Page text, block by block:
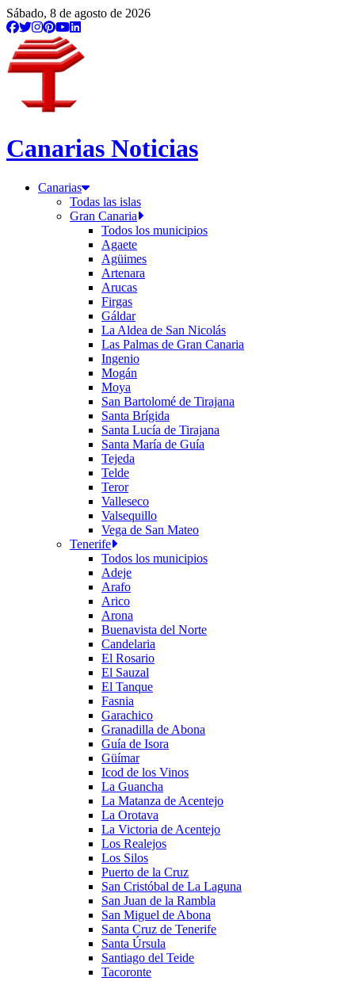
Sábado, 8 de agosto de 2026
Canarias Noticias
Canarias
Todas las islas
Gran Canaria
Todos los municipios
Agaete
Agüimes
Artenara
Arucas
Firgas
Gáldar
La Aldea de San Nicolás
Las Palmas de Gran Canaria
Ingenio
Mogán
Moya
San Bartolomé de Tirajana
Santa Brígida
Santa Lucía de Tirajana
Santa María de Guía
Tejeda
Telde
Teror
Valleseco
Valsequillo
Vega de San Mateo
Tenerife
Todos los municipios
Adeje
Arafo
Arico
Arona
Buenavista del Norte
Candelaria
El Rosario
El Sauzal
El Tanque
Fasnia
Garachico
Granadilla de Abona
Guía de Isora
Güímar
Icod de los Vinos
La Guancha
La Matanza de Acentejo
La Orotava
La Victoria de Acentejo
Los Realejos
Los Silos
Puerto de la Cruz
San Cristóbal de La Laguna
San Juan de la Rambla
San Miguel de Abona
Santa Cruz de Tenerife
Santa Úrsula
Santiago del Teide
Tacoronte
/etiqueta/concepcion-narvaez